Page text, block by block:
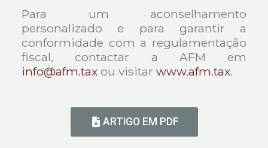
Para um aconselhamento
personalizado e para garantir a
conformidade com a regulamentação
fiscal, contactar a AFM em
info@afm.tax ou visitarwww.afm.tax.
ARTIGO EM PDF